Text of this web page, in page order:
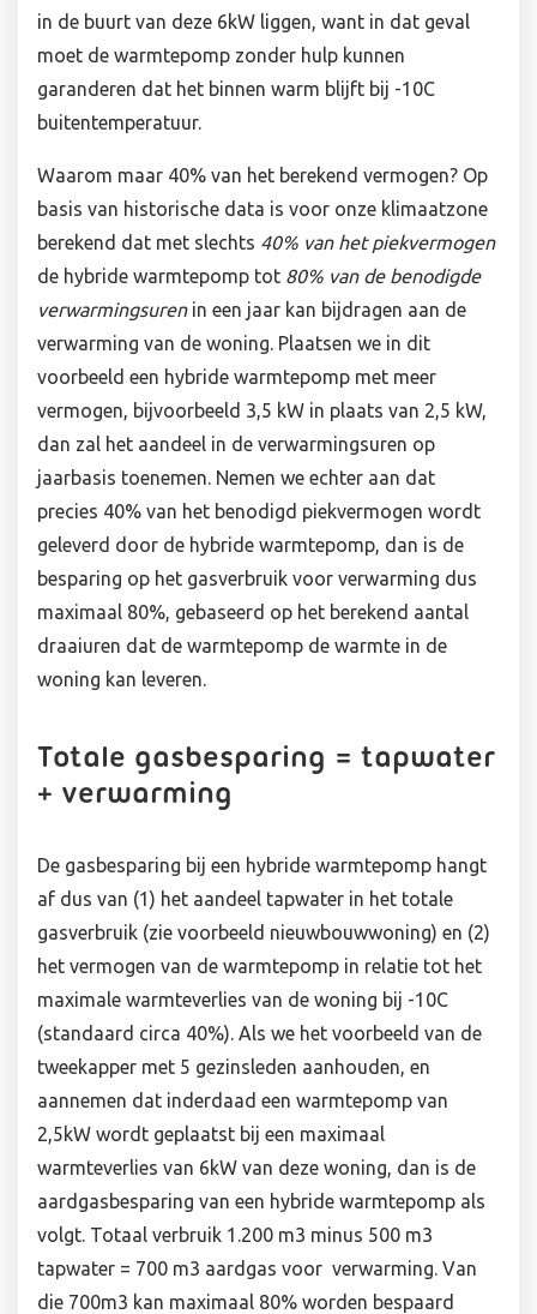
in de buurt van deze 6kW liggen, want in dat geval
moet de warmtepomp zonder hulp kunnen
garanderen dat het binnen warm blijft bij -10C
buitentemperatuur.
Waarom maar 40% van het berekend vermogen? Op
basis van historische data is voor onze klimaatzone
berekend dat met slechts 40% van het piekvermogen
de hybride warmtepomp tot 80% van de benodigde
verwarmingsurenin een jaar kan bijdragen aan de
verwarming van de woning. Plaatsen we in dit
voorbeeld een hybride warmtepomp met meer
vermogen, bijvoorbeeld 3,5 kW in plaats van 2,5 kW,
dan zal het aandeel in de verwarmingsuren op
jaarbasis toenemen. Nemen we echter aan dat
precies 40% van het benodigd piekvermogen wordt
geleverd door de hybride warmtepomp, dan is de
besparing op het gasverbruik voor verwarming dus
maximaal 80%, gebaseerd op het berekend aantal
draaiuren dat de warmtepomp de warmte in de
woning kan leveren.
Totale gasbesparing = tapwater
+ verwarming
De gasbesparing bij een hybride warmtepomp hangt
af dus van (1) het aandeel tapwater in het totale
gasverbruik (zie voorbeeld nieuwbouwwoning) en (2)
het vermogen van de warmtepomp in relatie tot het
maximale warmteverlies van de woning bij -10C
(standaard circa 40%). Als we het voorbeeld van de
tweekapper met 5 gezinsleden aanhouden, en
aannemen dat inderdaad een warmtepomp van
2,5kW wordt geplaatst bij een maximaal
warmteverlies van 6kW van deze woning, dan is de
aardgasbesparing van een hybride warmtepomp als
volgt. Totaal verbruik 1.200 m3 minus 500 m3
tapwater = 700 m3 aardgas voor verwarming. Van
die 700m3 kan maximaal 80% worden bespaard